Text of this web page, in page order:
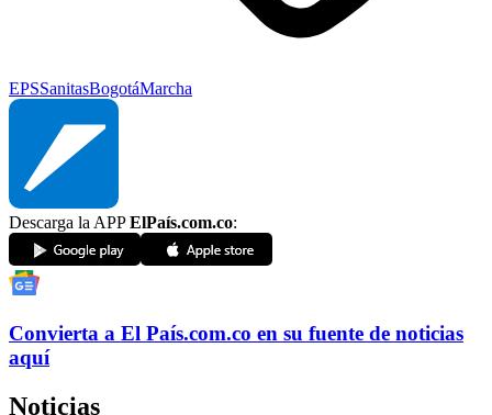
EPSSanitasBogotáMarcha
Descarga la APPElPaís.com.co:
Convierta a El País.com.co en su fuente de noticias
aquí
Noticias